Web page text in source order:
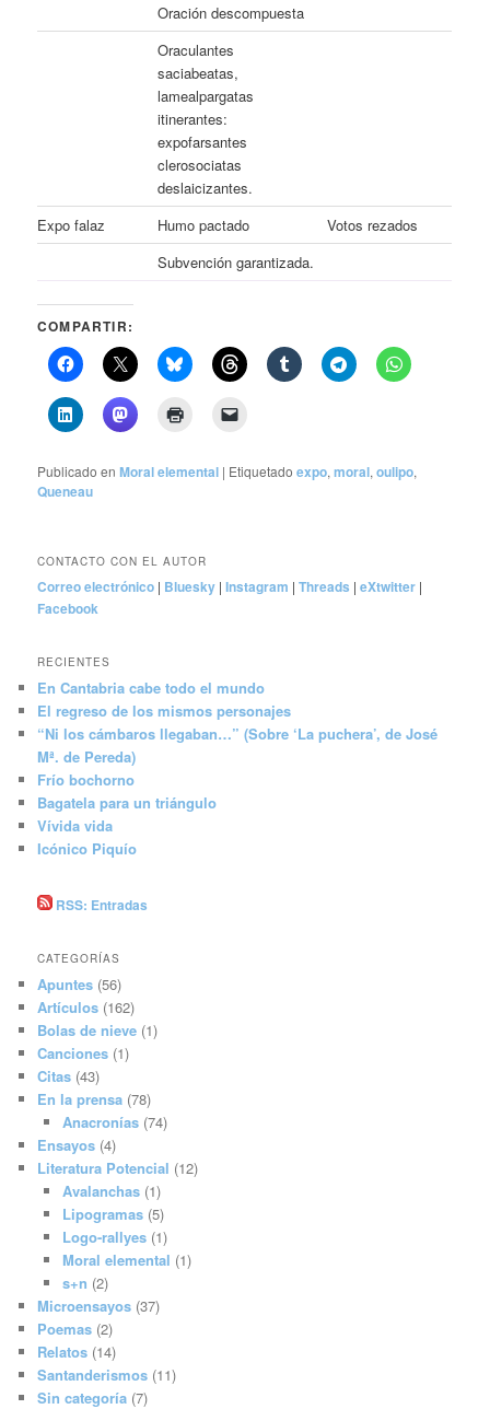
Oración descompuesta
Oraculantes
saciabeatas,
lamealpargatas
itinerantes:
expofarsantes
clerosociatas
deslaicizantes.
Expo falaz
Humo pactado
Votos rezados
Subvención garantizada.
COMPARTIR:
Publicado en Moral elemental | Etiquetado expo,moral,oulipo,
Queneau
CONTACTO CON EL AUTOR
Correo electrónico | Bluesky |Instagram |Threads |eXtwitter |
Facebook
RECIENTES
En Cantabria cabe todo el mundo
El regreso de los mismos personajes
“Ni los cámbaros llegaban…” (Sobre ‘La puchera’, de José
Mª. de Pereda)
Frío bochorno
Bagatela para un triángulo
Vívida vida
Icónico Piquío
RSS: Entradas
CATEGORÍAS
Apuntes (56)
Artículos (162)
Bolas de nieve (1)
Canciones (1)
Citas (43)
En la prensa (78)
Anacronías(74)
Ensayos (4)
Literatura Potencial (12)
Avalanchas(1)
Lipogramas(5)
Logo-rallyes(1)
Moral elemental (1)
s+n (2)
Microensayos (37)
Poemas (2)
Relatos (14)
Santanderismos (11)
Sin categoría (7)